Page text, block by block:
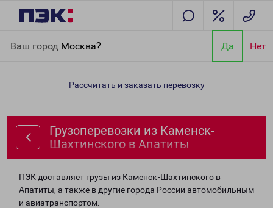
Ваш город Москва? Да Нет
Шахтинского в Апатиты
Рассчитать и заказать перевозку
Грузоперевозки из Каменск-
Шахтинского в Апатиты
ПЭК доставляет грузы из Каменск-Шахтинского в
Апатиты, а также в другие города России автомобильным
и авиатранспортом.